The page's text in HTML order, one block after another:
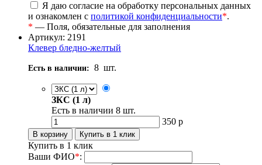
Я даю согласие на обработку персональных данных
и ознакомлен с политикой конфиденциальности*.
* — Поля, обязательные для заполнения
Артикул: 2191
Клевер бледно-желтый
Есть в наличии: 8 шт.
ЗКС (1 л)
Есть в наличии 8 шт.
350 р
Купить в 1 клик
Ваши ФИО*: